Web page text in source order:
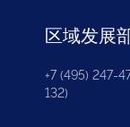
区域发展
+7 (495) 247-
132)